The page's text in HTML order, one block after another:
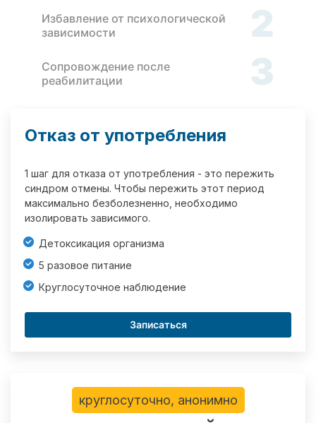
Избавление от психологической
зависимости
2
Сопровождение после
реабилитации
3
Отказ от употребления
1 шаг для отказа от употребления - это пережить
синдром отмены. Чтобы пережить этот период
максимально безболезненно, необходимо
изолировать зависимого.
Детоксикация организма
5 разовое питание
Круглосуточное наблюдение
Записаться
круглосуточно, анонимно